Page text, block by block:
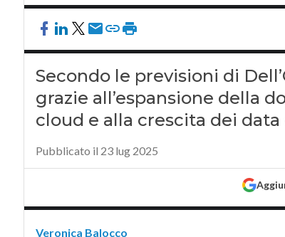
Secondo le previsioni di
grazie all’espansione della
cloud e alla crescita dei
Pubblicato il 23 lug 2025
Veronica Balocco